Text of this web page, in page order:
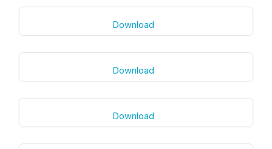
Download
Download
Download